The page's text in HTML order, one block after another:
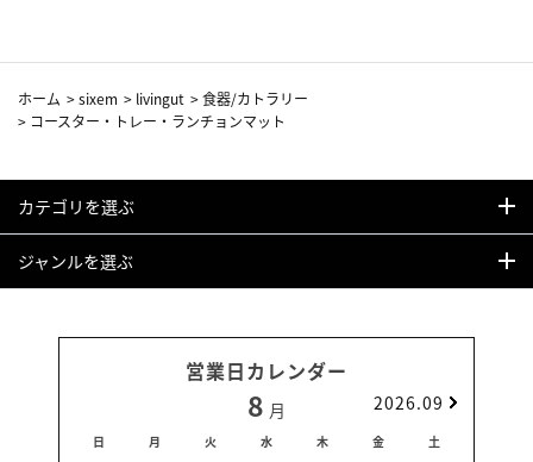
ホーム >sixem > livingut >食器/カトラリー
> コースター・トレー・ランチョンマット
カテゴリを選ぶ
ジャンルを選ぶ
営業日カレンダー
8 月 2026.09
日 月 火 水 木 金 土